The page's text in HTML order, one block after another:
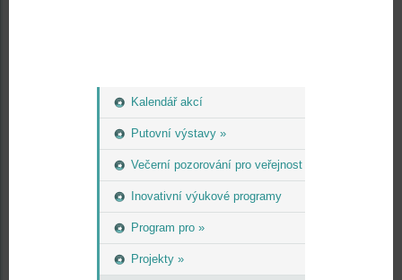
Kalendář akcí
Putovní výstavy »
Večerní pozorování pro veřejnost
Inovativní výukové programy
Program pro »
Projekty »